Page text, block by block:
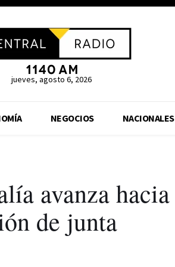
jueves, agosto 6, 2026
NEGOCIOS NACIONALES
avanza hacia
de junta